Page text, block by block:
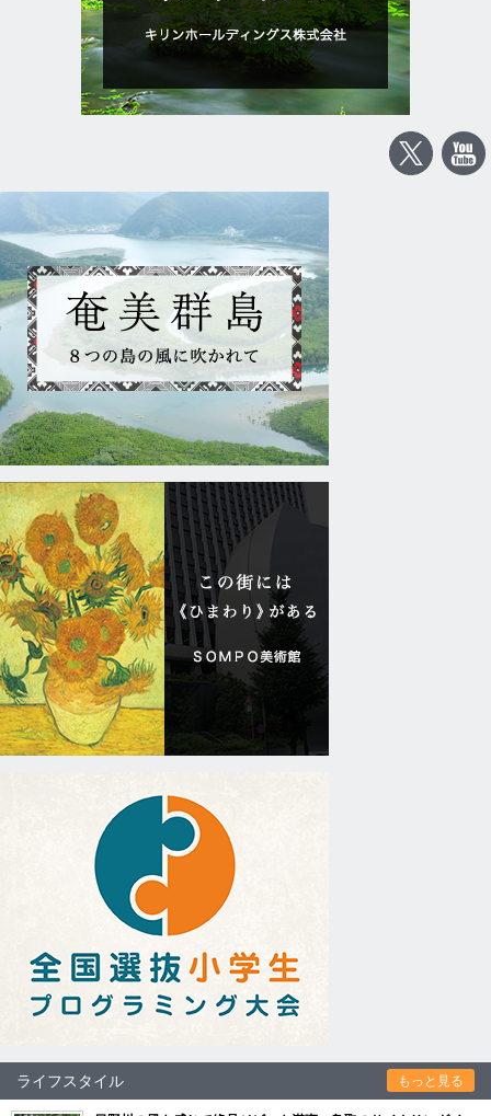
ライフスタイル もっと見る